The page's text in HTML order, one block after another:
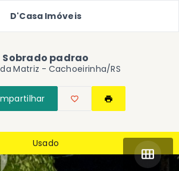
D'Casa Imóveis
Sobrado padrao
Matriz - Cachoeirinha/RS
Usado